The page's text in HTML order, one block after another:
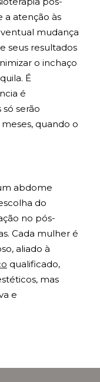
a atenção às
mudança
seus resultados
o inchaço
É
é
serão
quando o
abdome
do
no pós-
Cada mulher é
aliado à
qualificado,
mas
e